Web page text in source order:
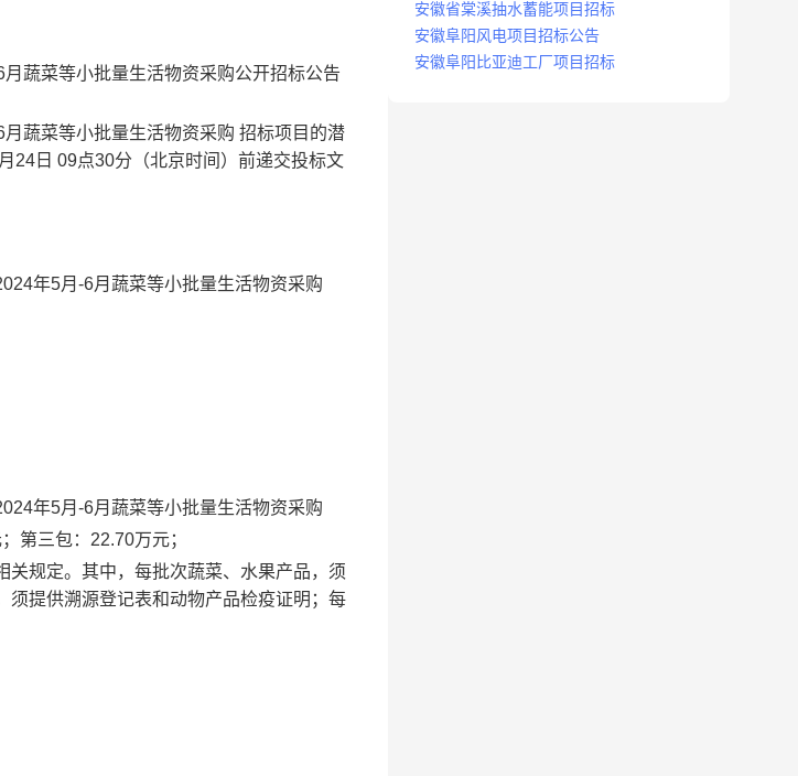
蔬菜等小批量生活物资采购公开招标公告
蔬菜等小批量生活物资采购 招标项目的潜
24日 09点30分（北京时间）前递交投标文
年5月-6月蔬菜等小批量生活物资采购
年5月-6月蔬菜等小批量生活物资采购
第三包：22.70万元；
规定。其中，每批次蔬菜、水果产品，须
须提供溯源登记表和动物产品检疫证明；每
安徽省棠溪抽水蓄能项目招标
安徽阜阳风电项目招标公告
安徽阜阳比亚迪工厂项目招标